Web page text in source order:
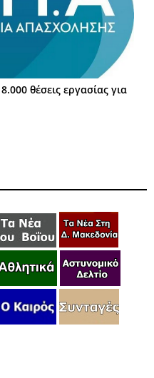
θέσεις εργασίας για